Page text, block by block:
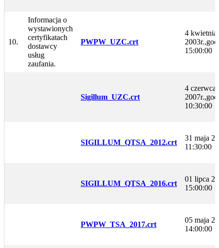
10.
Informacja o
wystawionych
certyfikatach
dostawcy
usług
zaufania.
PWPW_UZC.crt
4 kwietnia
15:00:00
Sigillum_UZC.crt
4 czerwca
10:30:00
SIGILLUM_QTSA_2012.crt
31 maja
11:30:00
SIGILLUM_QTSA_2016.crt
01 lipca
15:00:00
PWPW_TSA_2017.crt
05 maja
14:00:00